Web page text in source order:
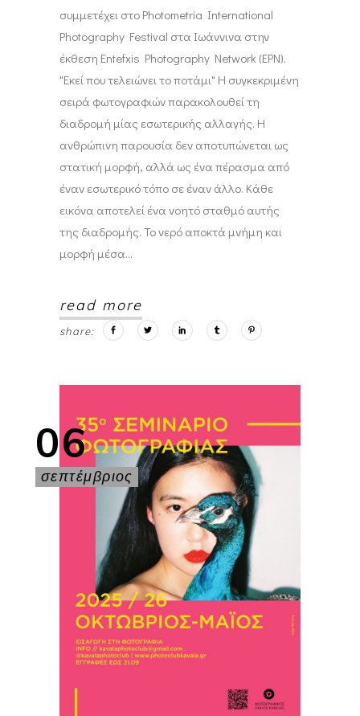
συμμετέχει στο Photometria International
Photography Festival στα Ιωάννινα στην
έκθεση Entefxis Photography Network (EPN).
"Εκεί που τελειώνει το ποτάμι" Η συγκεκριμένη
σειρά φωτογραφιών παρακολουθεί τη
διαδρομή μίας εσωτερικής αλλαγής. Η
ανθρώπινη παρουσία δεν αποτυπώνεται ως
στατική μορφή, αλλά ως ένα πέρασμα από
έναν εσωτερικό τόπο σε έναν άλλο. Κάθε
εικόνα αποτελεί ένα νοητό σταθμό αυτής
της διαδρομής. Το νερό αποκτά μνήμη και
μορφή μέσα
read more
share:
06
σεπτέμβριος